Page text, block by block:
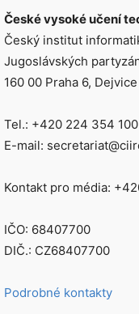
České vysoké učení
Český institut
Jugoslávských
160 00 Praha 6, Dejvice
Tel.: +420 224 354 100
E-mail:
Kontakt pro média:
IČO: 68407700
DIČ.: CZ68407700
Podrobné kontakty